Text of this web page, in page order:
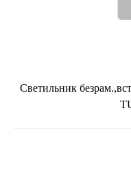
Светильник